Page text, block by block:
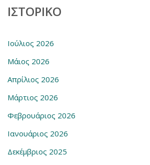
ΙΣΤΟΡΙΚΌ
Ιούλιος 2026
Μάιος 2026
Απρίλιος 2026
Μάρτιος 2026
Φεβρουάριος 2026
Ιανουάριος 2026
Δεκέμβριος 2025